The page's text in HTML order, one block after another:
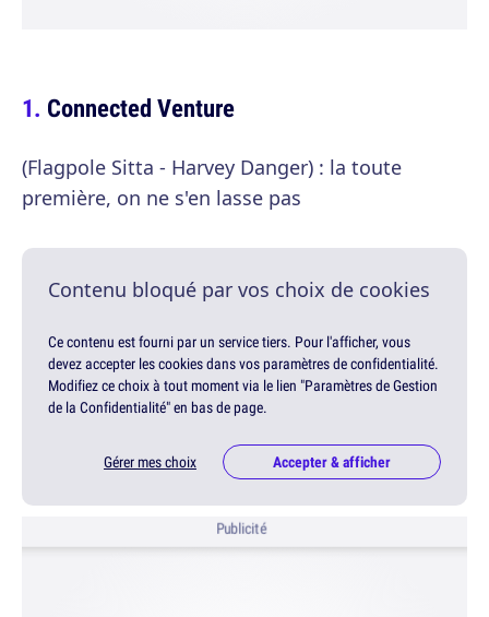
Connected Venture
(Flagpole Sitta - Harvey Danger) : la toute
première, on ne s'en lasse pas
Contenu bloqué par vos choix de cookies
Ce contenu est fourni par un service tiers. Pour l'afficher, vous
devez accepter les cookies dans vos paramètres de confidentialité.
Modifiez ce choix à tout moment via le lien "Paramètres de Gestion
de la Confidentialité" en bas de page.
Gérer mes choix Accepter & afficher
Publicité